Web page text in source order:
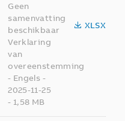
Geen
samenvatting
beschikbaar
Verklaring
van
overeenstemming
- Engels -
2025-11-25
- 1,58 MB
XLSX